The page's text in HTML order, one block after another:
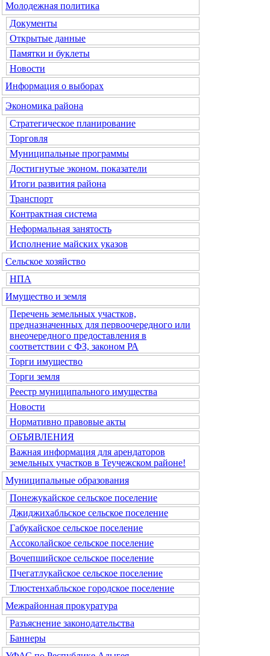
Молодежная политика
Документы
Открытые данные
Памятки и буклеты
Новости
Информация о выборах
Экономика района
Стратегическое планирование
Торговля
Муниципальные программы
Достигнутые эконом. показатели
Итоги развития района
Транспорт
Контрактная система
Неформальная занятость
Исполнение майских указов
Сельское хозяйство
НПА
Имущество и земля
Перечень земельных участков,
предназначенных для первоочередного или
внеочередного предоставления в
соответствии с ФЗ, законом РА
Торги имущество
Торги земля
Реестр муниципального имущества
Новости
Нормативно правовые акты
ОБЪЯВЛЕНИЯ
Важная информация для арендаторов
земельных участков в Теучежском районе!
Муниципальные образования
Понежукайское сельское поселение
Джиджихабльское сельское поселение
Габукайское сельское поселение
Ассоколайское сельское поселение
Вочепшийское сельское поселение
Пчегатлукайское сельское поселение
Тлюстенхабльское городское поселение
Межрайонная прокуратура
Разъяснение законодательства
Баннеры